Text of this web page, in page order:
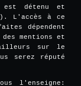
est détenu et
L'accès à ce
dépendent
mentions et
ailleurs sur le
serez réputé
l'enseigne: